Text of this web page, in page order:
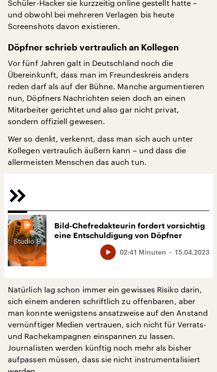
Schüler-Hacker sie kurzzeitig online gestellt hatte –
und obwohl bei mehreren Verlagen bis heute
Screenshots davon existieren.
Döpfner schrieb vertraulich an Kollegen
Vor fünf Jahren galt in Deutschland noch die
Übereinkunft, dass man im Freundeskreis anders
reden darf als auf der Bühne. Manche argumentieren
nun, Döpfners Nachrichten seien doch an einen
Mitarbeiter gerichtet und also gar nicht privat,
sondern offiziell gewesen.
Wer so denkt, verkennt, dass man sich auch unter
Kollegen vertraulich äußern kann – und dass die
allermeisten Menschen das auch tun.
Bild-Chefredakteurin fordert vorsichtig
eine Entschuldigung von Döpfner
15.04.2023
02:41 Minuten
Natürlich lag schon immer ein gewisses Risiko darin,
sich einem anderen schriftlich zu offenbaren, aber
man konnte wenigstens ansatzweise auf den Anstand
vernünftiger Medien vertrauen, sich nicht für Verrats-
und Rachekampagnen einspannen zu lassen.
Journalisten werden künftig noch mehr als bisher
aufpassen müssen, dass sie nicht instrumentalisiert